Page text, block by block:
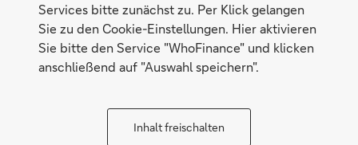
Services bitte zunächst zu. Per Klick gelangen
Sie zu den Cookie-Einstellungen. Hier aktivieren
Sie bitte den Service "WhoFinance" und klicken
anschließend auf "Auswahl speichern".
Inhalt freischalten